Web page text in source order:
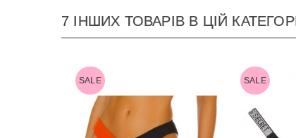
7 ІНШИХ ТОВАРІВ В ЦІЙ
SALE SALE